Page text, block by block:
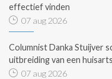
effectief vinden
07 aug 2026
Columnist Danka Stuijver
uitbreiding van een
07 aug 2026